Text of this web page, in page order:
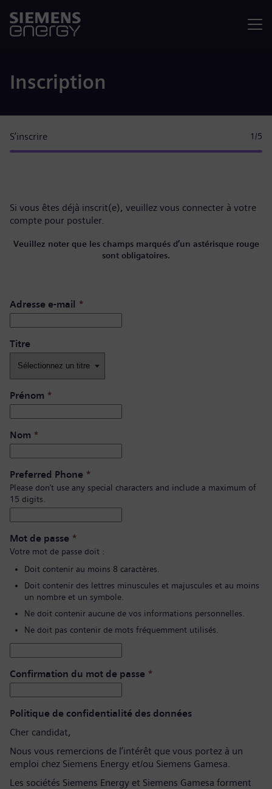
Inscription
S’inscrire 1 /5
Si vous êtes déjà inscrit(e), veuillez vous connecter à votre
compte pour postuler.
Veuillez noter que les champs marqués d’un astérisque rouge
sont obligatoires.
Adresse e-mail *
Titre
Prénom *
Nom *
Preferred Phone *
Please don’t use any special characters and include a maximum of
15 digits.
Mot de passe *
Votre mot de passe doit :
Doit contenir au moins 8 caractères.
Doit contenir des lettres minuscules et majuscules et au moins
un nombre et un symbole.
Ne doit contenir aucune de vos informations personnelles.
Ne doit pas contenir de mots fréquemment utilisés.
Confirmation du mot de passe *
Politique de confidentialité des données
Cher candidat,
Nous vous remercions de l’intérêt que vous portez à un
emploi chez Siemens Energy et/ou Siemens Gamesa.
Les sociétés Siemens Energy et Siemens Gamesa forment